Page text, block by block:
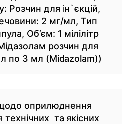
Розчин для ін`єкцій,
2 мг/мл, Тип
Об’єм: 1 мілілітр
розчин для
по 3 мл (Midazolam))
оприлюднення
технічних та якісних